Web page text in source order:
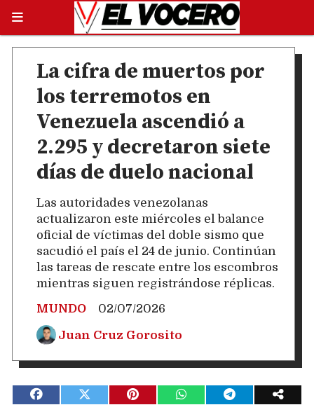
La cifra de muertos por
los terremotos en
Venezuela ascendió a
2.295 y decretaron siete
días de duelo nacional
Las autoridades venezolanas
actualizaron este miércoles el balance
oficial de víctimas del doble sismo que
sacudió el país el 24 de junio. Continúan
las tareas de rescate entre los escombros
mientras siguen registrándose réplicas.
MUNDO
02/07/2026
Juan Cruz Gorosito